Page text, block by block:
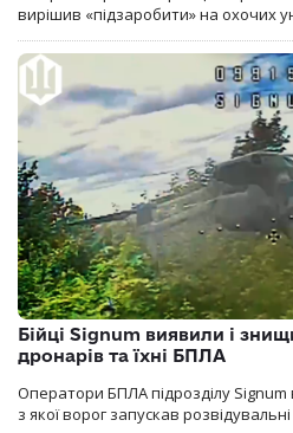
вирішив «підзаробити» на охочих
Бійці Signum виявили і
дронарів та їхні БПЛА
Оператори БПЛА підрозділу
з якої ворог запускав